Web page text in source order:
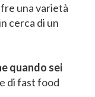
una varietà
cerca di un
quando sei
di fast food